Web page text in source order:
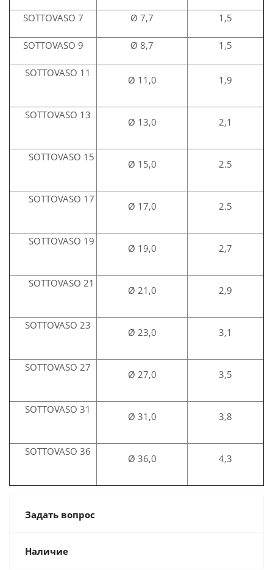
SOTTOVASO 7 Ø 7,7 1,5
SOTTOVASO 9 Ø 8,7 1,5
SOTTOVASO 11
Ø 11,0 1,9
SOTTOVASO 13
Ø 13,0 2,1
SOTTOVASO 15
Ø 15,0 2.5
SOTTOVASO 17
Ø 17,0 2.5
SOTTOVASO 19
Ø 19,0 2,7
SOTTOVASO 21
Ø 21,0 2,9
SOTTOVASO 23
Ø 23,0 3,1
SOTTOVASO 27
Ø 27,0 3,5
SOTTOVASO 31
Ø 31,0 3,8
SOTTOVASO 36
Ø 36,0 4,3
Задать вопрос
Наличие